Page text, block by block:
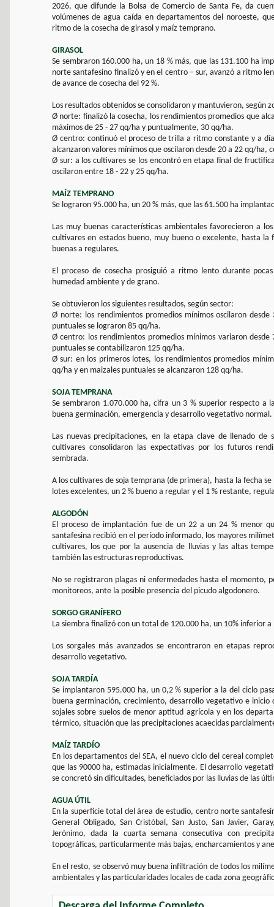
2026, que difunde la Bolsa de Comercio de Santa Fe, da
volúmenes de agua caída en departamentos del noroeste,
ritmo de la cosecha de girasol y maíz temprano.
GIRASOL
Se sembraron 160.000 ha, un 18 % más, que las 131.100 ha
norte santafesino finalizó y en el centro – sur, avanzó a ritmo
de avance de cosecha del 92 %.
Los resultados obtenidos se consolidaron y mantuvieron, según
Ø norte: finalizó la cosecha, los rendimientos promedios que
máximos de 25 - 27 qq/ha y puntualmente, 30 qq/ha.
Ø centro: continuó el proceso de trilla a ritmo constante y a
alcanzaron valores mínimos que oscilaron desde 20 a 22 qq/
Ø sur: a los cultivares se los encontró en etapa final de
oscilaron entre 18 - 22 y 25 qq/ha.
MAÍZ TEMPRANO
Se lograron 95.000 ha, un 20 % más, que las 61.500 ha
Las muy buenas características ambientales favorecieron a
cultivares en estados bueno, muy bueno o excelente, hasta
buenas a regulares.
El proceso de cosecha prosiguió a ritmo lento durante
humedad ambiente y de grano.
Se obtuvieron los siguientes resultados, según sector:
Ø norte: los rendimientos promedios mínimos oscilaron
puntuales se lograron 85 qq/ha.
Ø centro: los rendimientos promedios mínimos variaron
puntuales se contabilizaron 125 qq/ha.
Ø sur: en los primeros lotes, los rendimientos promedios
qq/ha y en maizales puntuales se alcanzaron 128 qq/ha.
SOJA TEMPRANA
Se sembraron 1.070.000 ha, cifra un 3 % superior respecto a
buena germinación, emergencia y desarrollo vegetativo normal.
Las nuevas precipitaciones, en la etapa clave de llenado
cultivares consolidaron las expectativas por los futuros
sembrada.
A los cultivares de soja temprana (de primera), hasta la fecha
lotes excelentes, un 2 % bueno a regular y el 1 % restante,
ALGODÓN
El proceso de implantación fue de un 22 a un 24 % menor
santafesina recibió en el período informado, los mayores
cultivares, los que por la ausencia de lluvias y las altas
también las estructuras reproductivas.
No se registraron plagas ni enfermedades hasta el momento,
monitoreos, ante la posible presencia del picudo algodonero.
SORGO GRANÍFERO
La siembra finalizó con un total de 120.000 ha, un 10% inferior
Los sorgales más avanzados se encontraron en etapas
desarrollo vegetativo.
SOJA TARDÍA
Se implantaron 595.000 ha, un 0,2 % superior a la del ciclo
buena germinación, crecimiento, desarrollo vegetativo e
sojales sobre suelos de menor aptitud agrícola y en los
térmico, situación que las precipitaciones acaecidas
MAÍZ TARDÍO
En los departamentos del SEA, el nuevo ciclo del cereal
que las 90000 ha, estimadas inicialmente. El desarrollo
se concretó sin dificultades, beneficiados por las lluvias de las
AGUA ÚTIL
En la superficie total del área de estudio, centro norte
General Obligado, San Cristóbal, San Justo, San Javier,
Jerónimo, dada la cuarta semana consecutiva con
topográficas, particularmente más bajas, encharcamientos y
En el resto, se observó muy buena infiltración de todos los
ambientales y las particularidades locales de cada zona